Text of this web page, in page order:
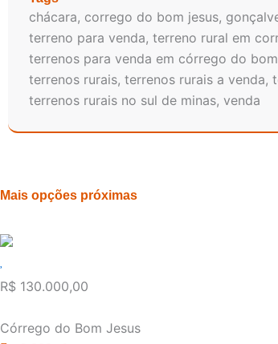
chácara, corrego do bom jesus,
terreno para venda, terreno rural em
terrenos para venda em córrego do
terrenos rurais, terrenos rurais a venda,
terrenos rurais no sul de minas, venda
Mais opções próximas
R$ 130.000,00
Córrego do Bom Jesus